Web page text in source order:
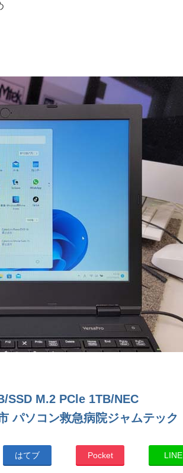
SSD M.2 PCle 1TB/NEC
パソコン救急病院ジャムテック
はてブ Pocket LINE